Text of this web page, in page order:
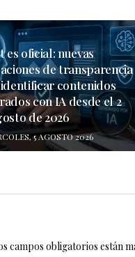
es oficial: nuevas
de transparencia
contenidos
con IA desde el 2
de 2026
5 AGOSTO 2026
campos obligatorios están